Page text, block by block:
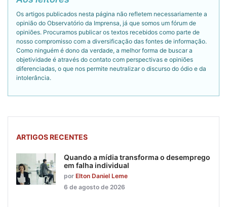
Os artigos publicados nesta página não refletem necessariamente a
opinião do Observatório da Imprensa, já que somos um fórum de
opiniões. Procuramos publicar os textos recebidos como parte de
nosso compromisso com a diversificação das fontes de informação.
Como ninguém é dono da verdade, a melhor forma de buscar a
objetividade é através do contato com perspectivas e opiniões
diferenciadas, o que nos permite neutralizar o discurso do ódio e da
intolerância.
ARTIGOS RECENTES
Quando a mídia transforma o desemprego
em falha individual
por Elton Daniel Leme
6 de agosto de 2026